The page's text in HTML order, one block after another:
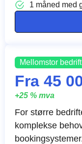
1 måned med
Mellomstor bedrift
Fra 45
+25 % mva
For større
komplekse